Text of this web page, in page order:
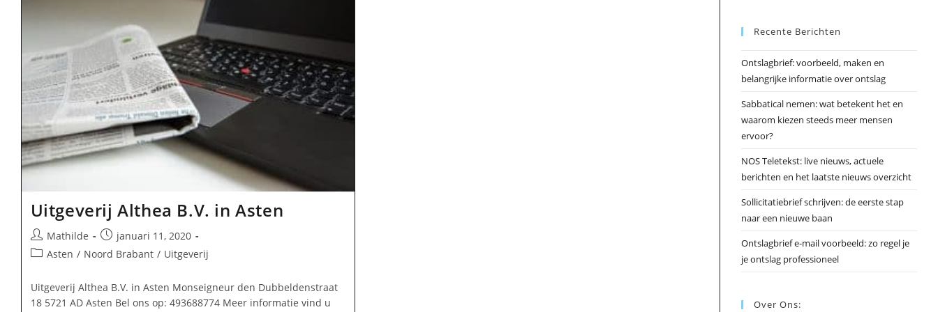
Uitgeverij Althea B.V. in Asten
Bericht
auteur:
Mathilde
Bericht
gepubliceerd
januari 11, 2020
Berichtcategorie:
Asten / Noord Brabant / Uitgeverij
Uitgeverij Althea B.V. in Asten Monseigneur den Dubbeldenstraat
18 5721 AD Asten Bel ons op: 493688774 Meer informatie vind u
Recente Berichten
Ontslagbrief: voorbeeld, maken en
belangrijke informatie over ontslag
Sabbatical nemen: wat betekent het en
waarom kiezen steeds meer mensen
ervoor?
NOS Teletekst: live nieuws, actuele
berichten en het laatste nieuws overzicht
Sollicitatiebrief schrijven: de eerste stap
naar een nieuwe baan
Ontslagbrief e-mail voorbeeld: zo regel je
je ontslag professioneel
Over Ons: